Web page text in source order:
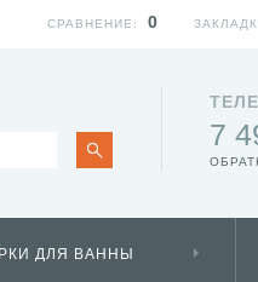
7
ДЛЯ ВАННЫ
СРАВНЕНИЕ: 0